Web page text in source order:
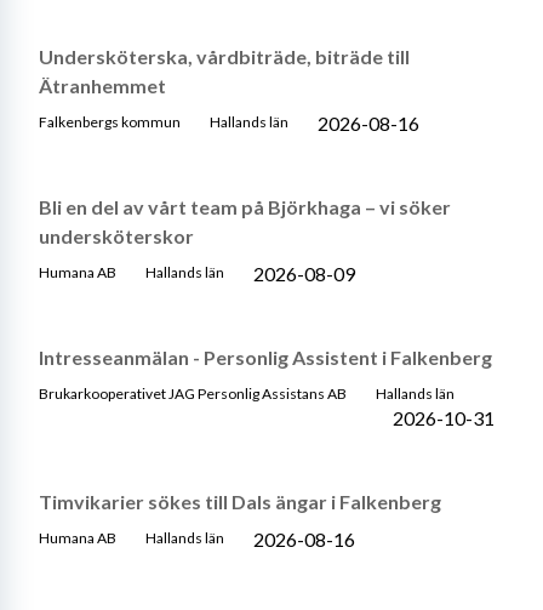
Undersköterska, vårdbiträde, biträde till
Ätranhemmet
Falkenbergs kommun Hallands län 2026-08-16
Bli en del av vårt team på Björkhaga – vi söker
undersköterskor
Humana AB Hallands län 2026-08-09
Intresseanmälan - Personlig Assistent i Falkenberg
Brukarkooperativet JAG Personlig Assistans AB Hallands län
2026-10-31
Timvikarier sökes till Dals ängar i Falkenberg
Humana AB Hallands län 2026-08-16